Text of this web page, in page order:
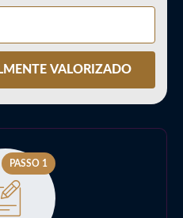
VALORIZADO
PASSO 1